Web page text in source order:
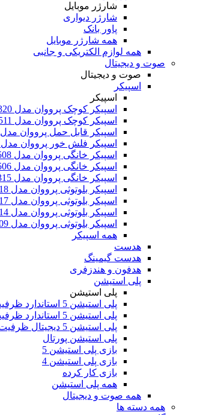
شارژر موبایل
شارژر دیواری
پاور بانک
همه شارژر موبایل
همه لوازم الکتریکی و جانبی
صوت و دیجیتال
صوت و دیجیتال
اسپیکر
اسپیکر
اسپیکر کوچک پرووان مدل PSB4320
اسپیکر کوچک پرووان مدل PSB4511
اسپیکر قابل حمل پرووان مدل PSG40
اسپیکر فلش خور پرووان مدل PSB4325
اسپیکر خانگی پرووان مدل PSB4508
اسپیکر خانگی پرووان مدل PSB4506
اسپیکر خانگی پرووان مدل PSB4315
اسپیکر بلوتوثی پرووان مدل PSB4118
اسپیکر بلوتوثی پرووان مدل PSB4117
اسپیکر بلوتوثی پرووان مدل PSB4114
اسپیکر بلوتوثی پرووان مدل PSB4109
همه اسپیکر
هدست
هدست گیمینگ
هدفون و هندزفری
پلی استیشن
پلی استیشن
پلی استیشن 5 استاندارد ظرفیت 825 گیگابایت اروپا
پلی استیشن 5 استاندارد ظرفیت 1 ترابایت 2016
پلی استیشن 5 دیجیتال ظرفیت 1 ترابایت 2000
پلی استیشن پورتال
بازی پلی استیشن 5
بازی پلی استیشن 4
بازی کار کرده
همه پلی استیشن
همه صوت و دیجیتال
همه دسته ها